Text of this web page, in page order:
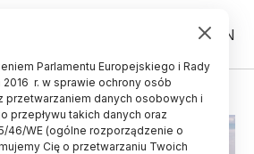
PL EN
Parlamentu Europejskiego i Rady
2016 r. w sprawie ochrony osób
przetwarzaniem danych osobowych i
przepływu takich danych oraz
46/WE (ogólne rozporządzenie o
Cię o przetwarzaniu Twoich